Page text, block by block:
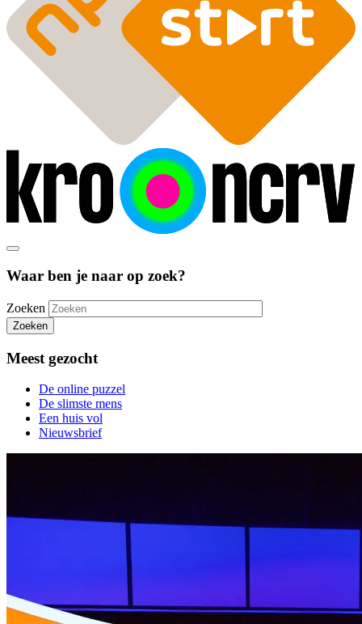
Waar ben je naar op zoek?
Zoeken
Zoeken
Meest gezocht
De online puzzel
De slimste mens
Een huis vol
Nieuwsbrief